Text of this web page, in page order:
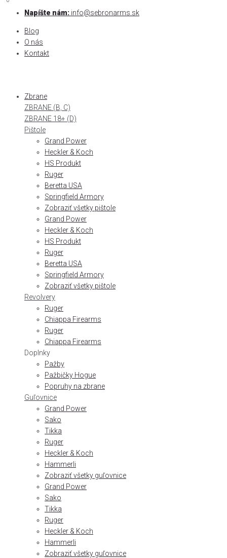
Skip
content
Napíšte nám: info@sebronarms.sk
Blog
O nás
Kontakt
Zbrane
ZBRANE (B, C)
ZBRANE 18+ (D)
Pištole
Grand Power
Heckler & Koch
HS Produkt
Ruger
Beretta USA
Springfield Armory
Zobraziť všetky pištole
Grand Power
Heckler & Koch
HS Produkt
Ruger
Beretta USA
Springfield Armory
Zobraziť všetky pištole
Revolvery
Ruger
Chiappa Firearms
Ruger
Chiappa Firearms
Doplnky
Pažby
Pažbičky Hogue
Popruhy na zbrane
Guľovnice
Grand Power
Sako
Tikka
Ruger
Heckler & Koch
Hammerli
Zobraziť všetky guľovnice
Grand Power
Sako
Tikka
Ruger
Heckler & Koch
Hammerli
Zobraziť všetky guľovnice